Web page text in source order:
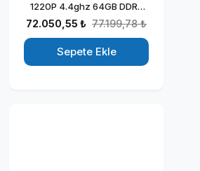
1220P 4.4ghz 64GB DDR5
512GB SSD Intel UHD
Kurumsal Mini Bilgisayar
72.050,55 ₺ 77.199,78 ₺
Sepete Ekle